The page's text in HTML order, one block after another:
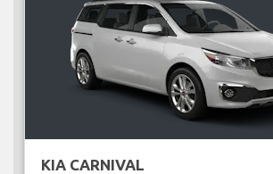
KIA CARNIVAL